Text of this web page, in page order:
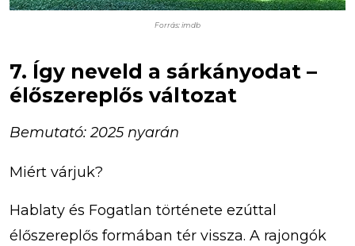
Forrás: imdb
7. Így neveld a sárkányodat –
élőszereplős változat
Bemutató: 2025 nyarán
Miért várjuk?
Hablaty és Fogatlan története ezúttal
élőszereplős formában tér vissza. A rajongók